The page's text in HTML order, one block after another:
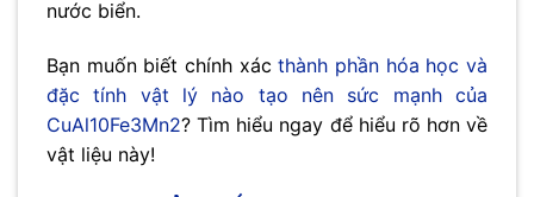
nước biển.
Bạn muốn biết chính xácthành phần hóa học và
đặc tính vật lý nào tạo nên sức mạnh của
CuAl10Fe3Mn2? Tìm hiểu ngay để hiểu rõ hơn về
vật liệu này!